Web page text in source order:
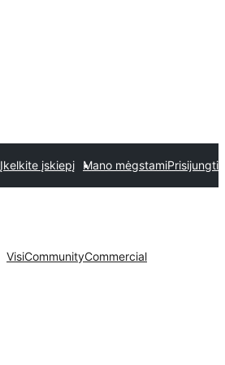
Įkelkite įskiepį Mano mėgstamiPrisijungti
VisiCommunityCommercial